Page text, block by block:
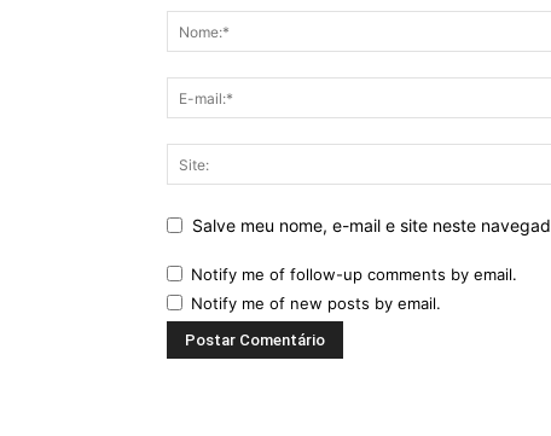
Salve meu nome, e-mail e site neste
Notify me of follow-up comments by email.
Notify me of new posts by email.